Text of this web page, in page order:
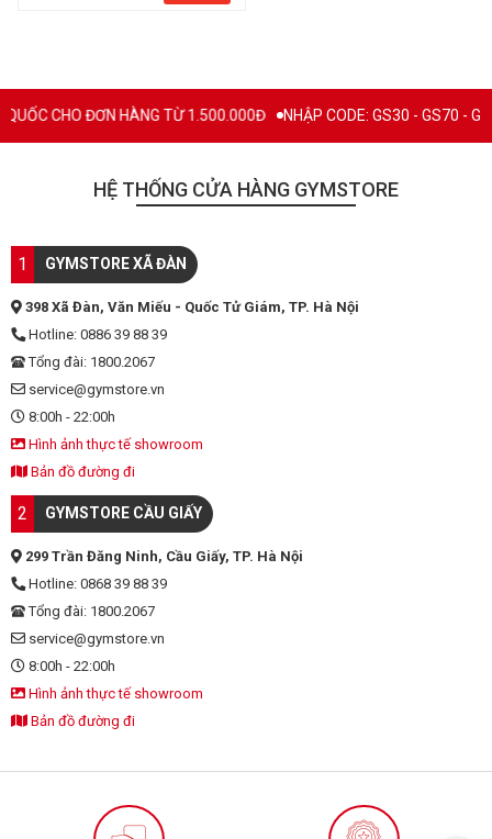
CHO ĐƠN HÀNG TỪ 1.500.000Đ NHẬP CODE: GS30 - GS70 -
HỆ THỐNG CỬA HÀNG GYMSTORE
1 GYMSTORE XÃ ĐÀN
398 Xã Đàn, Văn Miếu - Quốc Tử Giám, TP. Hà Nội
Hotline: 0886 39 88 39
Tổng đài: 1800.2067
service@gymstore.vn
8:00h - 22:00h
Hình ảnh thực tế showroom
Bản đồ đường đi
2 GYMSTORE CẦU GIẤY
299 Trần Đăng Ninh, Cầu Giấy, TP. Hà Nội
Hotline: 0868 39 88 39
Tổng đài: 1800.2067
service@gymstore.vn
8:00h - 22:00h
Hình ảnh thực tế showroom
Bản đồ đường đi